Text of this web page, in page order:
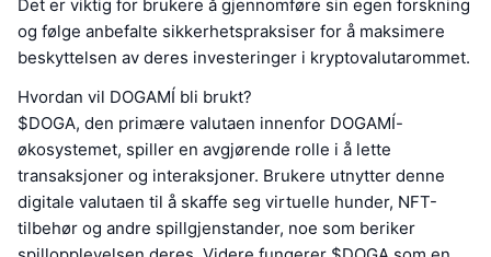
Det er viktig for brukere å gjennomføre sin egen forskning
og følge anbefalte sikkerhetspraksiser for å maksimere
beskyttelsen av deres investeringer i kryptovalutarommet.
Hvordan vil DOGAMÍ bli brukt?
$DOGA, den primære valutaen innenfor DOGAMÍ-
økosystemet, spiller en avgjørende rolle i å lette
transaksjoner og interaksjoner. Brukere utnytter denne
digitale valutaen til å skaffe seg virtuelle hunder, NFT-
tilbehør og andre spillgjenstander, noe som beriker